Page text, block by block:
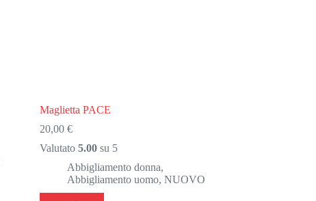
Maglietta PACE
20,00 €
Valutato 5.00su 5
Abbigliamento donna,
Abbigliamento uomo, NUOVO